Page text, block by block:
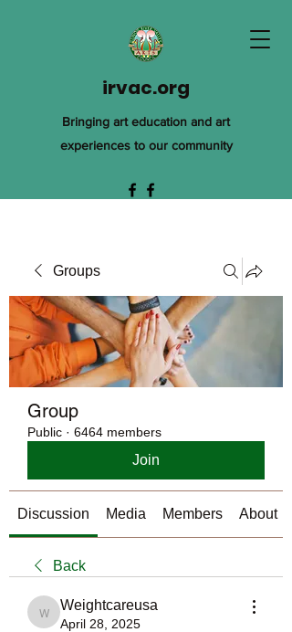
irvac.org
Bringing art education and art
experiences to our community
Groups
Group
Public · 6464 members
Join
Discussion Media Members About
Back
Weightcareusa
Weightcareusa
April 28, 2025